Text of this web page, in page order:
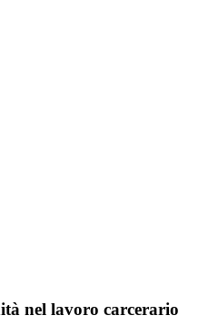
nel lavoro carcerario